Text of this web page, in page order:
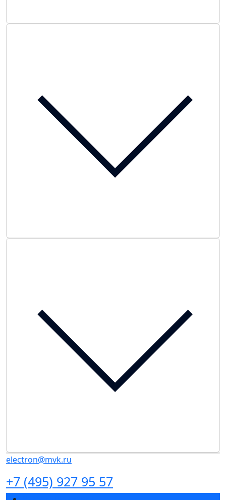
electron@mvk.ru
+7 (495) 927 95 57